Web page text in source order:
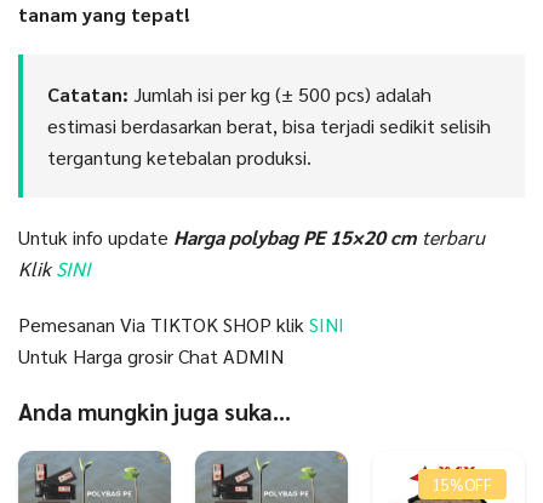
tanam yang tepat!
Catatan: Jumlah isi per kg (± 500 pcs) adalah
estimasi berdasarkan berat, bisa terjadi sedikit selisih
tergantung ketebalan produksi.
Untuk info update Harga polybag PE 15×20 cm terbaru
KlikSINI
Pemesanan Via TIKTOK SHOP klik SINI
Untuk Harga grosir Chat ADMIN
Anda mungkin juga suka…
15%OFF